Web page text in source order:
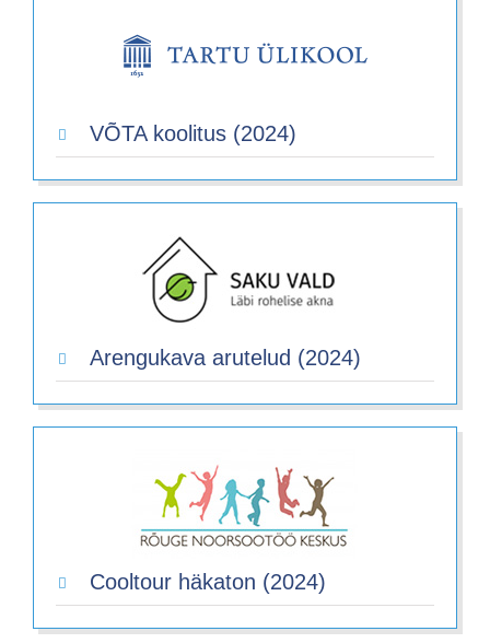
VÕTA koolitus (2024)
Arengukava arutelud (2024)
Cooltour häkaton (2024)